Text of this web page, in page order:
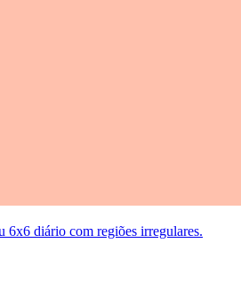
6x6 diário com regiões irregulares.